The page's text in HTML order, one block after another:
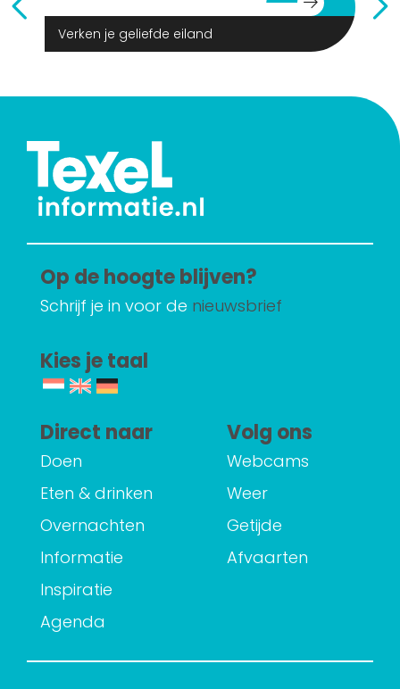
Verken je geliefde eiland
Op de hoogte blijven?
Schrijf je in voor de nieuwsbrief
Kies je taal
Direct naar
Doen
Eten & drinken
Overnachten
Informatie
Inspiratie
Agenda
Volg ons
Webcams
Weer
Getijde
Afvaarten